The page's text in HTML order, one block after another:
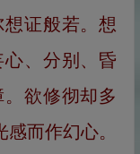
证般若。想
、分别、昏
欲修彻却多
而作幻心。